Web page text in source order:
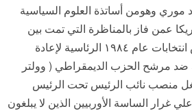
موري وهومن أساتذة العلوم السياسية
عمن فاز بالمناظرة التي تمت بين
الرئيس ريقان وهو يخوض انتخابات عام ١٩٨٤ الرئاسية لإعادة
ضد مرشح الحزب الديمقراطي ( وولتر
منصب نائب الرئيس تحت الرئيس
غرار الساسة الأوربيين الذين لا يبلغون